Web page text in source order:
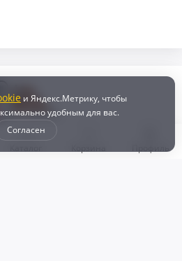
и Яндекс.Метрику, чтобы
удобным для вас.
Согласен